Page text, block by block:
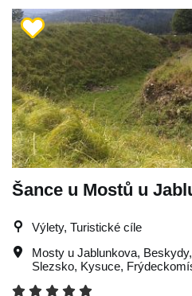
Šance u Mostů u
Výlety, Turistické cíle
Mosty u Jablunkova, Beskydy,
Slezsko, Kysuce,